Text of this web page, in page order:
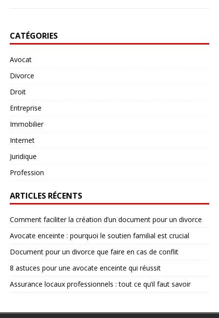
CATÉGORIES
Avocat
Divorce
Droit
Entreprise
Immobilier
Internet
Juridique
Profession
ARTICLES RÉCENTS
Comment faciliter la création d’un document pour un divorce
Avocate enceinte : pourquoi le soutien familial est crucial
Document pour un divorce que faire en cas de conflit
8 astuces pour une avocate enceinte qui réussit
Assurance locaux professionnels : tout ce qu’il faut savoir